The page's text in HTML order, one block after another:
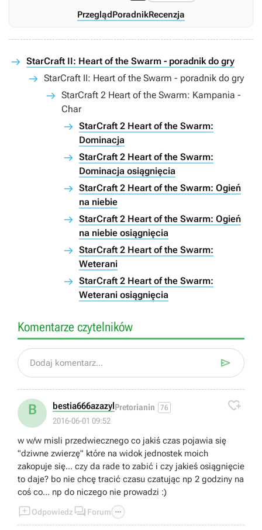
PrzeglądPoradnikRecenzja
StarCraft II: Heart of the Swarm - poradnik do gry
StarCraft II: Heart of the Swarm - poradnik do gry
StarCraft 2 Heart of the Swarm: Kampania -
Char
StarCraft 2 Heart of the Swarm:
Dominacja
StarCraft 2 Heart of the Swarm:
Dominacja osiągnięcia
StarCraft 2 Heart of the Swarm: Ogień
na niebie
StarCraft 2 Heart of the Swarm: Ogień
na niebie osiągnięcia
StarCraft 2 Heart of the Swarm:
Weterani
StarCraft 2 Heart of the Swarm:
Weterani osiągnięcia
Komentarze czytelników
Dodaj komentarz... 
B bestia666azazyl Pretorianin 76
2016-06-01 09:52

w w/w misli przedwiecznego co jakiś czas pojawia się
"dziwne zwierzę" które na widok jednostek moich
zakopuje się... czy da rade to zabić i czy jakieś osiągnięcie
to daje? bo nie chcę tracić czasu czatując np 2 godziny na
coś co... np do niczego nie prowadzi :)
Odpowiedz  Forum 